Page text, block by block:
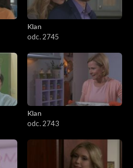
Klan
odc. 2745
Klan
odc. 2743